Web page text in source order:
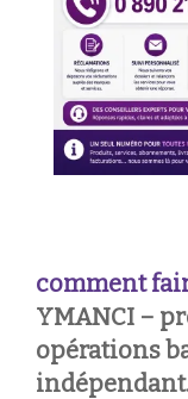
comment
YMANCI –
opérations